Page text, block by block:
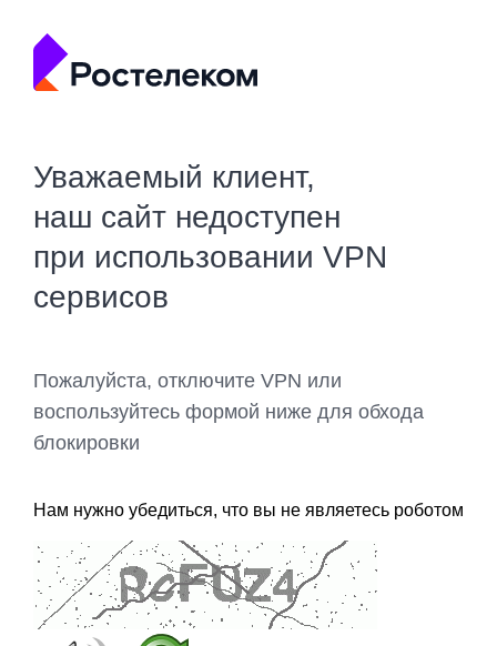
Уважаемый клиент,
наш сайт недоступен
при использовании VPN
сервисов
Пожалуйста, отключите VPN или
воспользуйтесь формой ниже для обхода
блокировки
Нам нужно убедиться, что вы не являетесь роботом